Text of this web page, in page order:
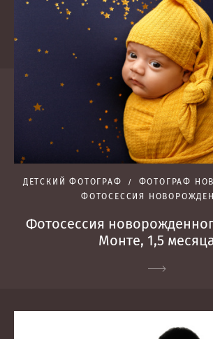
ДЕТСКИЙ ФОТОГРАФ
ФОТОГРАФ
ФОТОСЕССИЯ
Фотосессия
Монте, 1,5